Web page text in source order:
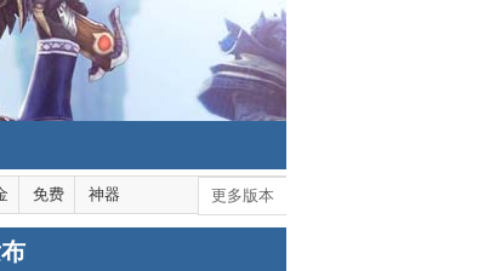
免费 神器 更多版本